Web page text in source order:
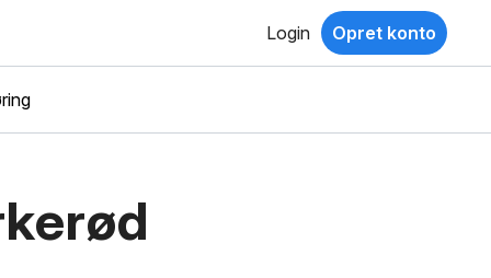
Login Opret konto